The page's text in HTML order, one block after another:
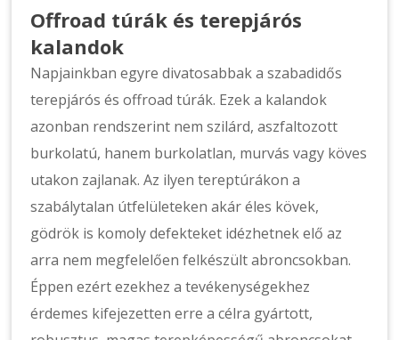
Offroad túrák és terepjárós
kalandok
Napjainkban egyre divatosabbak a szabadidős
terepjárós és offroad túrák. Ezek a kalandok
azonban rendszerint nem szilárd, aszfaltozott
burkolatú, hanem burkolatlan, murvás vagy köves
utakon zajlanak. Az ilyen tereptúrákon a
szabálytalan útfelületeken akár éles kövek,
gödrök is komoly defekteket idézhetnek elő az
arra nem megfelelően felkészült abroncsokban.
Éppen ezért ezekhez a tevékenységekhez
érdemes kifejezetten erre a célra gyártott,